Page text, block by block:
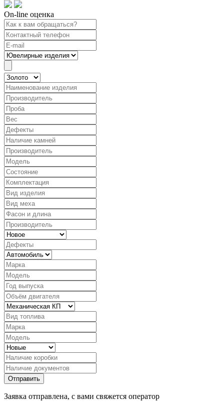
On-line оценка
Заявка отправлена, с вами свяжется оператор